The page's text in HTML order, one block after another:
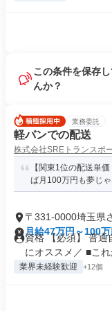
この条件を保存
んか？
業務委託
軽バンでの配送
株式会社SREトランスポ
【関東1位の配送単
ば月100万円も夢じゃ
〒331-0000埼玉県
月給47万円～100
資格 【必須】 普通
にオススメ／ ■これ
業界未経験歓迎 +12個